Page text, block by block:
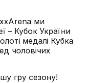
ми
– Кубок України
медалі Кубка
чоловічих
гру сезону!